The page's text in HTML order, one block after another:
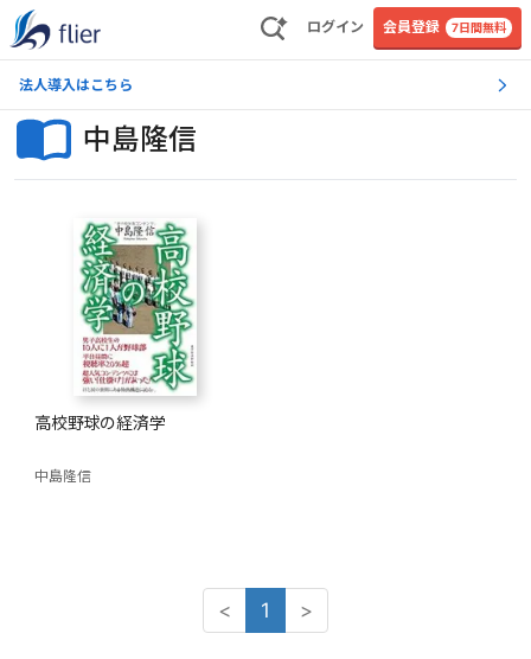
ログイン 会員登録 7日間無料
法人導入はこちら
中島隆信
高校野球の経済学
中島隆信
< 1 >